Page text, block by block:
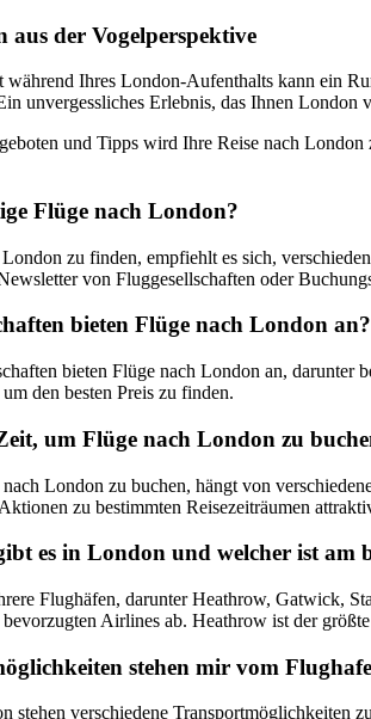
aus der Vogelperspektive
Ihres London-Aufenthalts kann ein
unvergessliches Erlebnis, das Ihnen London
und Tipps wird Ihre Reise nach
Flüge nach London?
zu finden, empfiehlt es sich,
von Fluggesellschaften oder
bieten Flüge nach London an?
bieten Flüge nach London an,
den besten Preis zu finden.
um Flüge nach London zu
London zu buchen, hängt von
zu bestimmten Reisezeiträumen
es in London und welcher ist am
Flughäfen, darunter Heathrow, Gatwick,
Airlines ab. Heathrow ist der
stehen mir vom
stehen verschiedene Transportmöglichkeiten